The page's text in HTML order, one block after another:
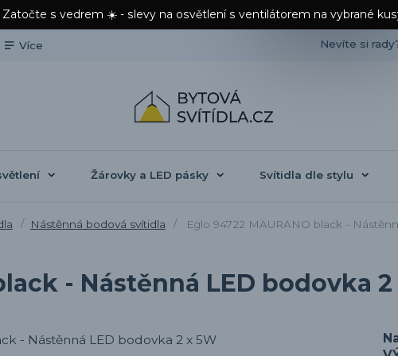
Zatočte s vedrem ☀️ - slevy na osvětlení s ventilátorem na vybrané
Více Nevíte si
Žárovky a LED pásky Svítidla dle stylu
Nástěnná bodová svítidla Eglo 94722 MAURANO black -
- Nástěnná LED bodovka